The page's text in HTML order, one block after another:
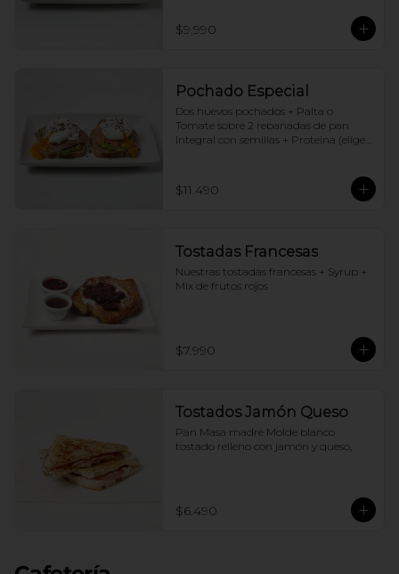
$9.990
Pochado Especial
Dos huevos pochados + Palta o
Tomate sobre 2 rebanadas de pan
Integral con semillas + Proteina (elige
$11.490
Tostadas Francesas
Nuestras tostadas francesas + Syrup +
Mix de frutos rojos
$7.990
Tostados Jamón Queso
Pan Masa madre Molde blanco
tostado relleno con jamón y queso,
$6.490